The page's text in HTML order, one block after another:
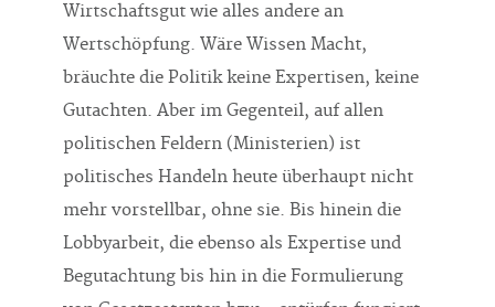
Wirtschaftsgut wie alles andere an
Wertschöpfung. Wäre Wissen Macht,
bräuchte die Politik keine Expertisen, keine
Gutachten. Aber im Gegenteil, auf allen
politischen Feldern (Ministerien) ist
politisches Handeln heute überhaupt nicht
mehr vorstellbar, ohne sie. Bis hinein die
Lobbyarbeit, die ebenso als Expertise und
Begutachtung bis hin in die Formulierung